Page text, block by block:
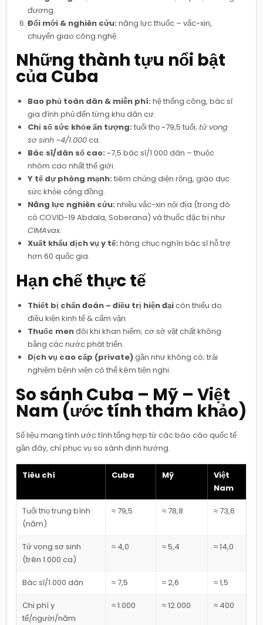
đương.
Đổi mới & nghiên cứu: năng lực thuốc – vắc-xin,
chuyển giao công nghệ.
Những thành tựu nổi bật
của Cuba
Bao phủ toàn dân & miễn phí: hệ thống công, bác sĩ
gia đình phủ đến từng khu dân cư.
Chỉ số sức khỏe ấn tượng: tuổi thọ ~79,5 tuổi;tử vong
sơ sinh ~4/1.000ca.
Bác sĩ/dân số cao: ~7,5 bác sĩ/1.000 dân – thuộc
nhóm cao nhất thế giới.
Y tế dự phòng mạnh: tiêm chủng diện rộng, giáo dục
sức khỏe cộng đồng.
Năng lực nghiên cứu: nhiều vắc-xin nội địa (trong đó
có COVID-19 Abdala, Soberana) và thuốc đặc trị như
CIMAvax.
Xuất khẩu dịch vụ y tế: hàng chục nghìn bác sĩ hỗ trợ
hơn 60 quốc gia.
Hạn chế thực tế
Thiết bị chẩn đoán – điều trị hiện đạicòn thiếu do
điều kiện kinh tế & cấm vận.
Thuốc menđôi khi khan hiếm; cơ sở vật chất không
bằng các nước phát triển.
Dịch vụ cao cấp (private)gần như không có; trải
nghiệm bệnh viện có thể kém tiện nghi.
So sánh Cuba – Mỹ – Việt
Nam (ước tính tham khảo)
Số liệu mang tính ước tính tổng hợp từ các báo cáo quốc tế
gần đây, chỉ phục vụ so sánh định hướng.
Tiêu chí Cuba Mỹ
Việt
Nam
Tuổi thọ trung bình
(năm)
≈ 79,5 ≈ 78,8 ≈ 73,6
Tử vong sơ sinh
(trên 1.000 ca)
≈ 4,0 ≈ 5,4 ≈ 14,0
Bác sĩ/1.000 dân ≈ 7,5 ≈ 2,6 ≈ 1,5
Chi phí y
tế/người/năm
≈ 1.000 ≈ 12.000 ≈ 400